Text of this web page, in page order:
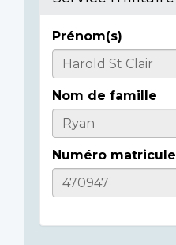
Casualty
Details
Prénom(s)
Nom de famille
Numéro matricule